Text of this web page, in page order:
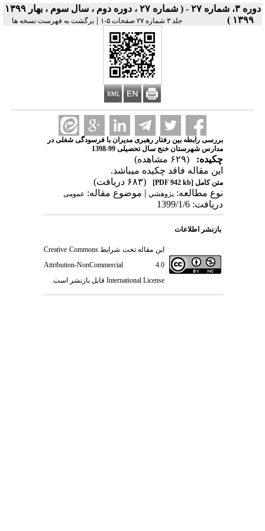
دوره ۳، شماره ۲۷ - ( شماره ۲۷ ، دوره دوم ، سال سوم ، بهار ۱۳۹۹
۱۳۹۹ )
جلد ۳ شماره ۲۷ صفحات ۵-۱ |برگشت به فهرست نسخه ها
بررسی رابطه بین رفتار رهبری مدیران با فرسودگی شغلی در
مدارس شهرستان خنج سال تحصیلی 99-1398
چکیده:
(۶۲۹ مشاهده)
این مقاله فاقد چکیده می​باشد.
متن کامل[PDF 942 kb]
(۶۸۳ دریافت)
نوع مطالعه: پژوهشي| موضوع مقاله: عمومى
دریافت: 1399/1/6
بازنشر اطلاعات
این مقاله تحت شرایطCreative Commons
Attribution-NonCommercial 4.0
International License قابل بازنشر است.